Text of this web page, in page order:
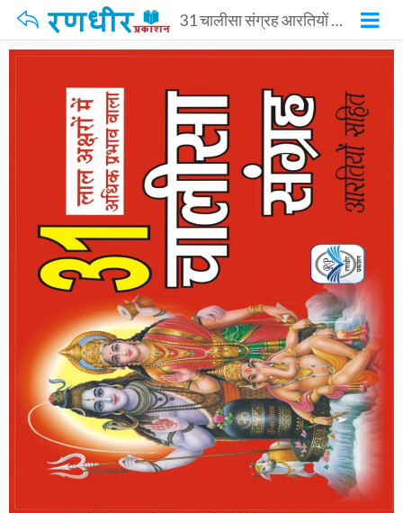
31 चालीसा संग्रह आरतियों सहित – CHALISA SANGREH